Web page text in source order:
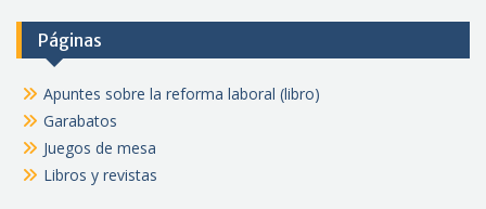
Páginas
Apuntes sobre la reforma laboral (libro)
Garabatos
Juegos de mesa
Libros y revistas